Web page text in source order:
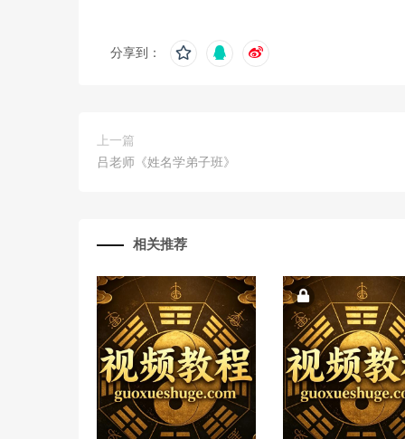
分享到：
上一篇
吕老师《姓名学弟子班》
相关推荐